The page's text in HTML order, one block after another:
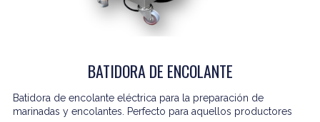
BATIDORA DE ENCOLANTE
Batidora de encolante eléctrica para la preparación de
marinadas y encolantes. Perfecto para aquellos productores